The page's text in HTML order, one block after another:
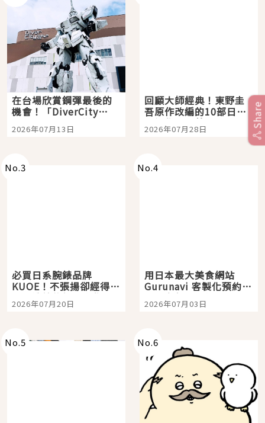
在台場欣賞鋼彈最後的
機會！「DiverCity
Tokyo Plaza」搭船、
購物、美食及夜景，一
2026年07月13日
回顧大師經典！東野圭
吾原作改編的10部日本
影視作品推薦
2026年07月28日
No.3
必買日系腕錶品牌
KUOE！不張揚卻經得起
時間洗鍊的經典之作五
選
2026年07月20日
No.4
用日本最大美食網站
Gurunavi 客製化預約九
大都市餐廳，打造專屬
美食體驗！
2026年07月03日
No.5 No.6
Share